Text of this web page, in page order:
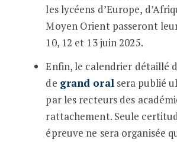
les lycéens d’Europe,
Moyen Orient passeront
10, 12 et 13 juin 2025.
Enfin, le calendrier détaillé
de grand oralsera publié
par les recteurs des
rattachement. Seule
épreuve ne sera organisée